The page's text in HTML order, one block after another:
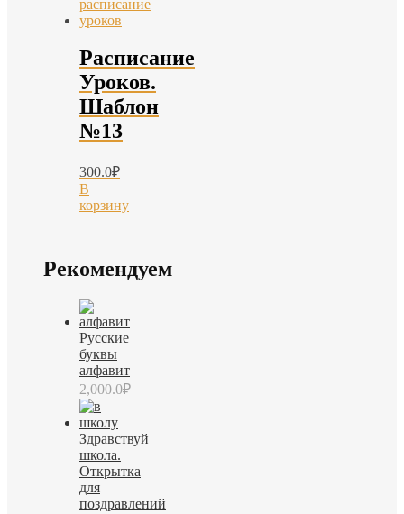
Расписание
Уроков.
Шаблон
№13
300.0₽
В
корзину
Рекомендуем
Русские
буквы
алфавит
2,000.0₽
Здравствуй
школа.
Открытка
для
поздравлений